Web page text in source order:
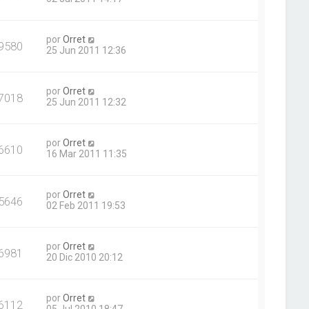
porOrret
25 Jun 2011 12:36
porOrret
25 Jun 2011 12:32
porOrret
16 Mar 2011 11:35
5646 porOrret
02 Feb 2011 19:53
porOrret
20 Dic 2010 20:12
porOrret